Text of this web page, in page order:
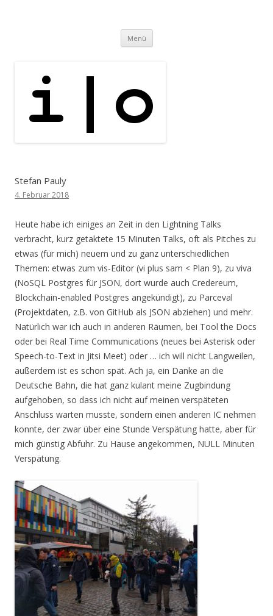
Menü Zum
springen
Stefan Pauly
4. Februar 2018
Heute habe ich einiges an Zeit in den Lightning Talks
verbracht, kurz getaktete 15 Minuten Talks, oft als Pitches zu
etwas (für mich) neuem und zu ganz unterschiedlichen
Themen: etwas zum vis-Editor (vi plus sam < Plan 9), zu viva
(NoSQL Postgres für JSON, dort wurde auch Credereum,
Blockchain-enabled Postgres angekündigt), zu Parceval
(Projektdaten, z.B. von GitHub als JSON abziehen) und mehr.
Natürlich war ich auch in anderen Räumen, bei Tool the Docs
oder bei Real Time Communications (neues bei Asterisk oder
Speech-to-Text in Jitsi Meet) oder … ich will nicht Langweilen,
außerdem ist es schon spät. Ach ja, ein Danke an die
Deutsche Bahn, die hat ganz kulant meine Zugbindung
aufgehoben, so dass ich nicht auf meinen verspäteten
Anschluss warten musste, sondern einen anderen IC nehmen
konnte, der zwar über eine Stunde Verspätung hatte, aber für
mich günstig Abfuhr. Zu Hause angekommen, NULL Minuten
Verspätung.